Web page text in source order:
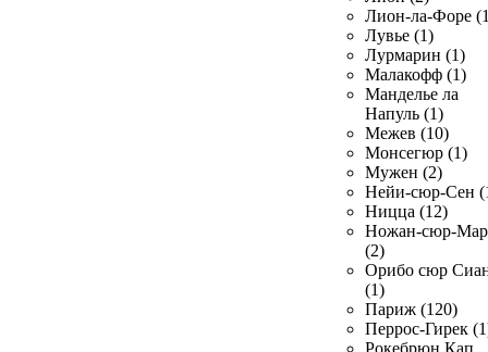
Лион-ла-Форе
Лувье (1)
Лурмарин (1)
Малакофф (1)
Манделье ла
Напуль (1)
Межев (10)
Монсегюр (1)
Мужен (2)
Нейи-сюр-Сен
Ницца (12)
Ножан-сюр-
(2)
Орибо сюр
(1)
Париж (120)
Перрос-Гирек
Рокебрюн Кап